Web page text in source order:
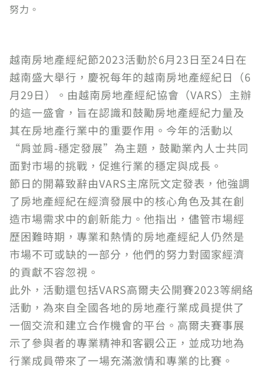
努力。
越南房地產經紀節2023活動於6月23日至24日在
越南盛大舉行，慶祝每年的越南房地產經紀日（6
月29日）。由越南房地產經紀協會（VARS）主辦
的這一盛會，旨在認識和鼓勵房地產經紀力量及
其在房地產行業中的重要作用。今年的活動以
“肩並肩-穩定發展”為主題，鼓勵業內人士共同
面對市場的挑戰，促進行業的穩定與成長。
節日的開幕致辭由VARS主席阮文定發表，他強調
了房地產經紀在經濟發展中的核心角色及其在創
造市場需求中的創新能力。他指出，儘管市場經
歷困難時期，專業和熱情的房地產經紀人仍然是
市場不可或缺的一部分，他們的努力對國家經濟
的貢獻不容忽視。
此外，活動還包括VARS高爾夫公開賽2023等網絡
活動，為來自全國各地的房地產行業成員提供了
一個交流和建立合作機會的平台。高爾夫賽事展
示了參與者的專業精神和客觀公正，並成功地為
行業成員帶來了一場充滿激情和專業的比賽。